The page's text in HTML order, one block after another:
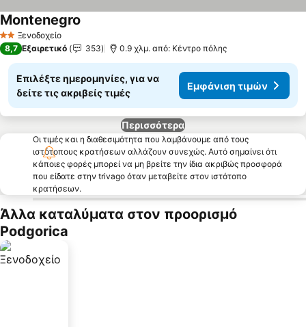
2 ΑστέριαΞενοδοχείο
Montenegro
8,7 Εξαιρετικό 353 0.9 χλμ. από: Κέντρο πόλης
Επιλέξτε ημερομηνίες, για να
δείτε τις ακριβείς τιμές
Εμφάνιση τιμών
Περισσότερα
Οι τιμές και η διαθεσιμότητα που λαμβάνουμε από τους
ιστότοπους κρατήσεων αλλάζουν συνεχώς. Αυτό σημαίνει ότι
κάποιες φορές μπορεί να μη βρείτε την ίδια ακριβώς προσφορά
που είδατε στην trivago όταν μεταβείτε στον ιστότοπο
κρατήσεων.
Άλλα καταλύματα στον προορισμό
Podgorica